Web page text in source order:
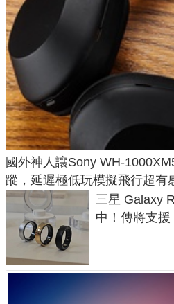
國外神人讓Sony WH-
蹤，延遲極低玩模擬飛行超有
三星 Galaxy
中！傳將支